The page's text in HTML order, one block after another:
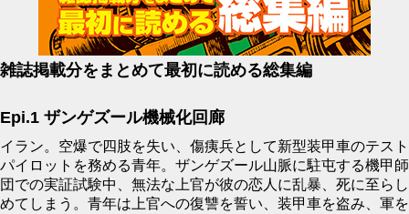
雑誌掲載分をまとめて最初に読める総集編
Epi.1 ザンゲズール機械化回廊
イラン。空爆で四肢を失い、傷痍兵として新型装甲車のテスト
パイロットを務める青年。ザンゲズール山脈に駐屯する機甲師
団での実証試験中、無法な上官が彼の恋人に乱暴、死に至らし
めてしまう。青年は上官への復讐を誓い、装甲車を盗み、軍を